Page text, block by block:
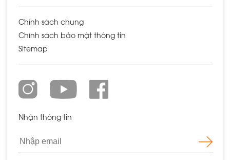
Chính sách chung
Chính sách bảo mật thông tin
Sitemap
Nhận thông tin